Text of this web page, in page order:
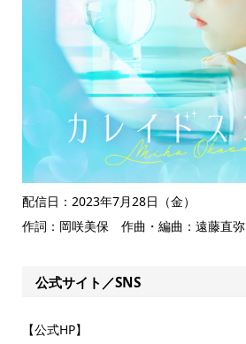
配信日：2023年7月28日（金）
作詞：岡咲美保 作曲・編曲：遠藤直弥
公式サイト／SNS
【公式HP】